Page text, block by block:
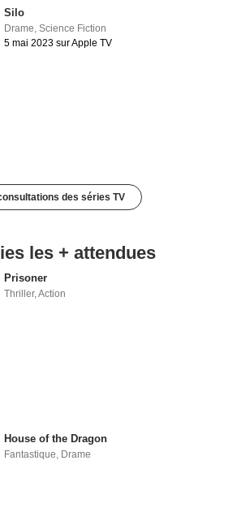
Silo
Drame,Science Fiction
5 mai 2023 sur Apple TV
des séries TV
les + attendues
Prisoner
Thriller,Action
House of the Dragon
Fantastique, Drame